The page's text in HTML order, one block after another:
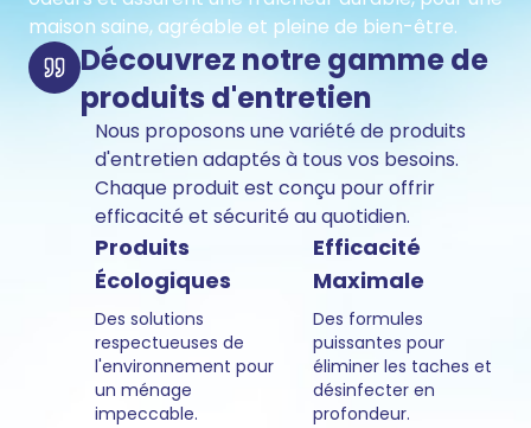
maison saine, agréable et pleine de bien-être.
Découvrez notre gamme de
produits d'entretien
Nous proposons une variété de produits
d'entretien adaptés à tous vos besoins.
Chaque produit est conçu pour offrir
efficacité et sécurité au quotidien.
Produits
Écologiques
Des solutions
respectueuses de
l'environnement pour
un ménage
impeccable.
Efficacité
Maximale
Des formules
puissantes pour
éliminer les taches et
désinfecter en
profondeur.